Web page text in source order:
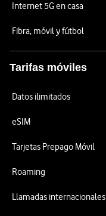
Internet 5G en casa
Fibra, móvil y fútbol
Tarifas móviles
Datos ilimitados
eSIM
Tarjetas Prepago Móvil
Roaming
Llamadas internacionales